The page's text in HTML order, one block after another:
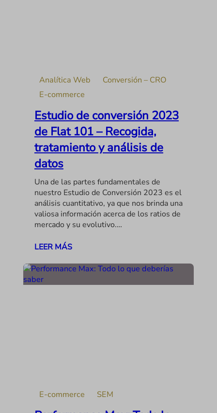
Analítica Web
Conversión – CRO
E-commerce
Estudio de conversión 2023
de Flat 101 – Recogida,
tratamiento y análisis de
datos
Una de las partes fundamentales de
nuestro Estudio de Conversión 2023 es el
análisis cuantitativo, ya que nos brinda una
valiosa información acerca de los ratios de
mercado y su evolutivo.…
LEER MÁS
E-commerce SEM